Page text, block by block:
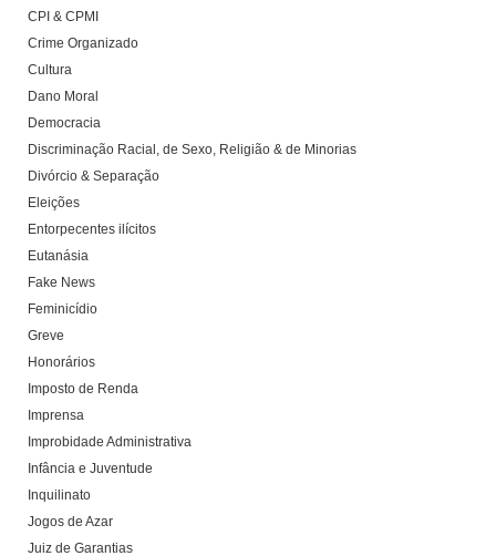
CPI & CPMI
Crime Organizado
Cultura
Dano Moral
Democracia
Discriminação Racial, de Sexo, Religião & de Minorias
Divórcio & Separação
Eleições
Entorpecentes ilícitos
Eutanásia
Fake News
Feminicídio
Greve
Honorários
Imposto de Renda
Imprensa
Improbidade Administrativa
Infância e Juventude
Inquilinato
Jogos de Azar
Juiz de Garantias